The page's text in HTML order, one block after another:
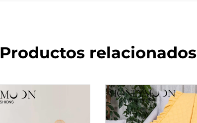
Productos relacionados